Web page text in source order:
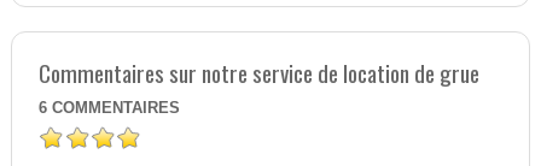
Commentaires sur notre service de location de grue
6 COMMENTAIRES